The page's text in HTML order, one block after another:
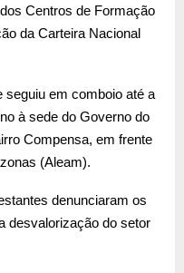
Centros de Formação
da Carteira Nacional
seguiu em comboio até a
à sede do Governo do
Compensa, em frente
(Aleam).
denunciaram os
desvalorização do setor